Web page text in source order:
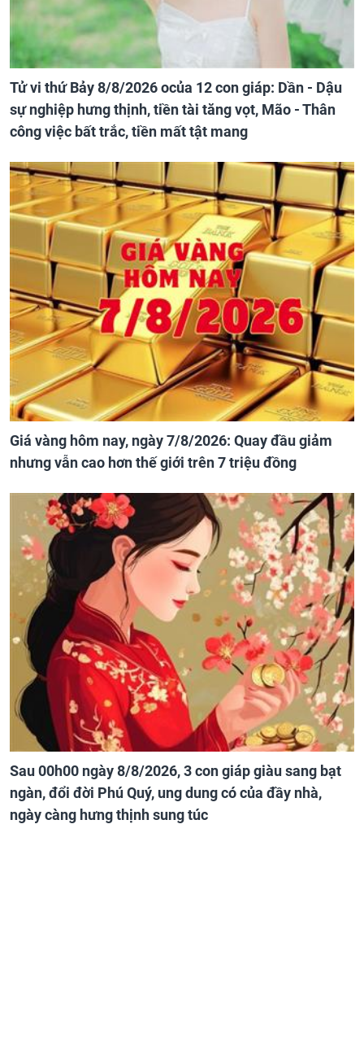
Tử vi thứ Bảy 8/8/2026 ocủa 12 con giáp: Dần - Dậu
sự nghiệp hưng thịnh, tiền tài tăng vọt, Mão - Thân
công việc bất trắc, tiền mất tật mang
Giá vàng hôm nay, ngày 7/8/2026: Quay đầu giảm
nhưng vẫn cao hơn thế giới trên 7 triệu đồng
Sau 00h00 ngày 8/8/2026, 3 con giáp giàu sang bạt
ngàn, đổi đời Phú Quý, ung dung có của đầy nhà,
ngày càng hưng thịnh sung túc